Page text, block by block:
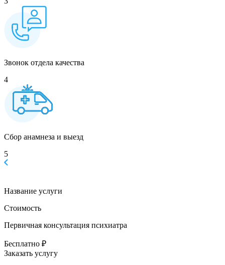
Звонок отдела качества
4
Сбор анамнеза и выезд
5
Название услуги
Стоимость
Первичная консультация психиатра
Бесплатно ₽
Заказать услугу